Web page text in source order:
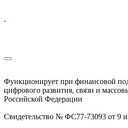
Функционирует при финансовой
цифрового развития, связи и
Российской Федерации
Свидетельство № ФС77-73093 от 9